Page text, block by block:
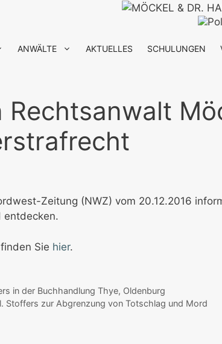
ANWÄLTE AKTUELLES SCHULUNGEN
Rechtsanwalt
Zeitung (NWZ) vom 20.12.2016
entdecken.
Sie hier.
in der Buchhandlung Thye, Oldenburg
Stoffers zur Abgrenzung von Totschlag und Mord